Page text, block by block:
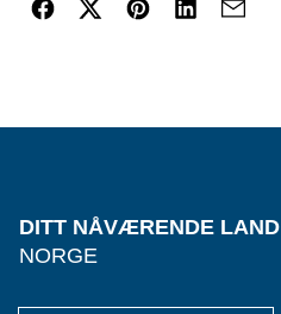
DITT NÅVÆRENDE LAND
NORGE